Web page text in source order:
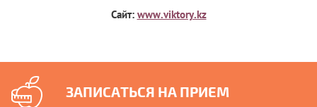
Сайт: www.viktory.kz
ЗАПИСАТЬСЯ НА ПРИЕМ